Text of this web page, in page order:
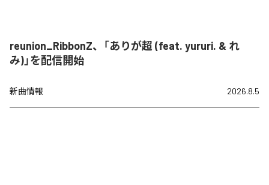
reunion_RibbonZ、「ありが超 (feat. yururi. & れ
み)」を配信開始
新曲情報 2026.8.5